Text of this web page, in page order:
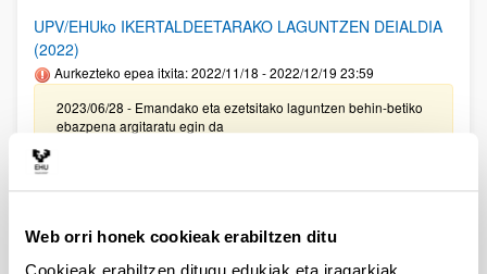
Web orri honek cookieak erabiltzen ditu
UPV/EHUko IKERTALDEETARAKO LAGUNTZEN DEIALDIA
(2022)
Aurkezteko epea itxita: 2022/11/18 - 2022/12/19 23:59
2023/06/28 - Emandako eta ezetsitako laguntzen behin-betiko
ebazpena argitaratu egin da
PIFG22/66: “ Interfaces de Habla Silenciosa”
Beka emateko proposamena argitaratu da.